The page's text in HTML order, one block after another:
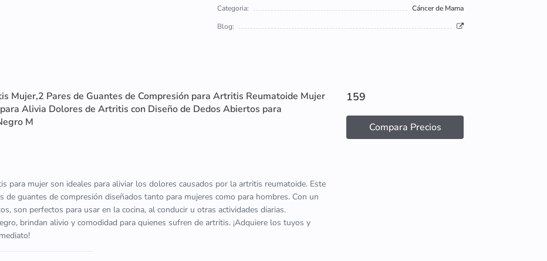
Categoria:
Cáncer de Mama
Blog:
Mujer,2 Pares de Guantes de Compresión para Artritis Reumatoide Mujer
Alivia Dolores de Artritis con Diseño de Dedos Abiertos para
M
para mujer son ideales para aliviar los dolores causados por la artritis reumatoide. Este
de guantes de compresión diseñados tanto para mujeres como para hombres. Con un
son perfectos para usar en la cocina, al conducir u otras actividades diarias.
brindan alivio y comodidad para quienes sufren de artritis. ¡Adquiere los tuyos y
159
Compara Precios